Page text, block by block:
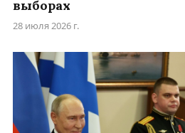
выборах
28 июля 2026 г.